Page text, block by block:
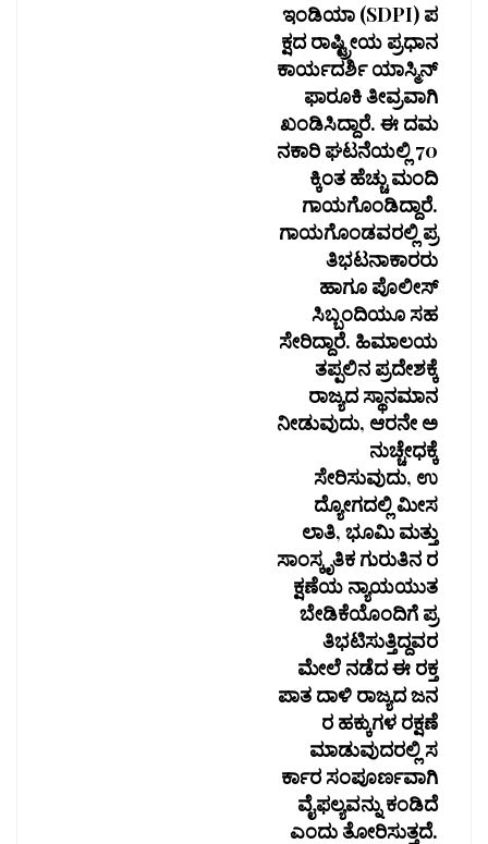
ಇಂಡಿಯಾ (SDPI) ಪ
ಕ್ಷದ ರಾಷ್ಟ್ರೀಯ ಪ್ರಧಾನ
ಕಾರ್ಯದರ್ಶಿ ಯಾಸ್ಮಿನ್
ಫಾರೂಕಿ ತೀವ್ರವಾಗಿ
ಖಂಡಿಸಿದ್ದಾರೆ. ಈ ದಮ
ನಕಾರಿ ಘಟನೆಯಲ್ಲಿ 70
ಕ್ಕಿಂತ ಹೆಚ್ಚು ಮಂದಿ
ಗಾಯಗೊಂಡಿದ್ದಾರೆ.
ಗಾಯಗೊಂಡವರಲ್ಲಿ ಪ್ರ
ತಿಭಟನಾಕಾರರು
ಹಾಗೂ ಪೊಲೀಸ್
ಸಿಬ್ಬಂದಿಯೂ ಸಹ
ಸೇರಿದ್ದಾರೆ. ಹಿಮಾಲಯ
ತಪ್ಪಲಿನ ಪ್ರದೇಶಕ್ಕೆ
ರಾಜ್ಯದ ಸ್ಥಾನಮಾನ
ನೀಡುವುದು, ಆರನೇ ಅ
ನುಚ್ಚೇಧಕ್ಕೆ
ಸೇರಿಸುವುದು, ಉ
ದ್ಯೋಗದಲ್ಲಿ ಮೀಸ
ಲಾತಿ, ಭೂಮಿ ಮತ್ತು
ಸಾಂಸ್ಕೃತಿಕ ಗುರುತಿನ ರ
ಕ್ಷಣೆಯ ನ್ಯಾಯಯುತ
ಬೇಡಿಕೆಯೊಂದಿಗೆ ಪ್ರ
ತಿಭಟಿಸುತ್ತಿದ್ದವರ
ಮೇಲೆ ನಡೆದ ಈ ರಕ್ತ
ಪಾತ ದಾಳಿ ರಾಜ್ಯದ ಜನ
ರ ಹಕ್ಕುಗಳ ರಕ್ಷಣೆ
ಮಾಡುವುದರಲ್ಲಿ ಸ
ರ್ಕಾರ ಸಂಪೂರ್ಣವಾಗಿ
ವೈಫಲ್ಯವನ್ನು ಕಂಡಿದೆ
ಎಂದು ತೋರಿಸುತ್ತದೆ.